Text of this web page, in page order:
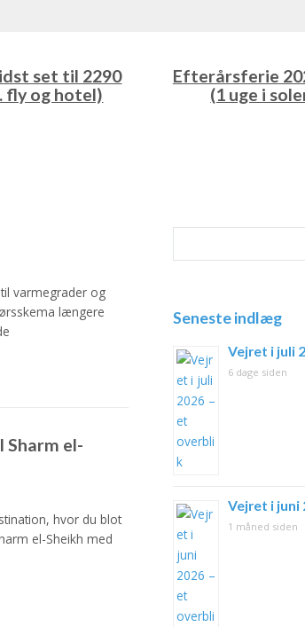
set til 2290
fly og hotel)
Efterårsferie
(1 uge i
varmegrader og
længere
Sharm el-
hvor du blot
el-Sheikh med
Seneste indlæg
Vejret i juli
6 dage siden
Vejret i juni
1 måned siden